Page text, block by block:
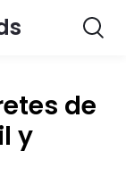
de
y